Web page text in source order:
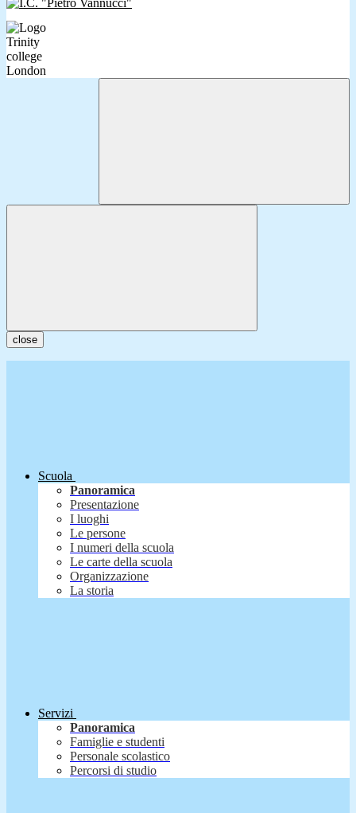
close
Scuola
Panoramica
Presentazione
I luoghi
Le persone
I numeri della scuola
Le carte della scuola
Organizzazione
La storia
Servizi
Panoramica
Famiglie e studenti
Personale scolastico
Percorsi di studio